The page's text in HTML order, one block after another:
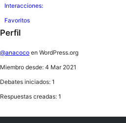
Interacciones:
Favoritos
Perfil
@anacoco en WordPress.org
Miembro desde: 4 Mar 2021
Debates iniciados: 1
Respuestas creadas: 1